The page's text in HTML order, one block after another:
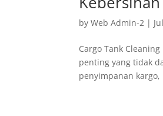
byWeb Admin-2 |
Cargo Tank
penting yang tidak
penyimpanan